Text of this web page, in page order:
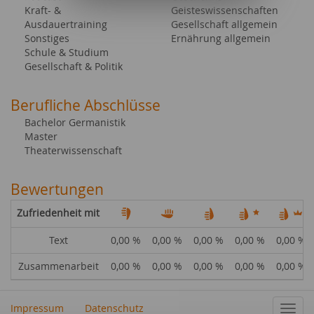
Kraft- &
Ausdauertraining
Sonstiges
Schule & Studium
Gesellschaft & Politik
Geisteswissenschaften
Gesellschaft allgemein
Ernährung allgemein
Berufliche Abschlüsse
Bachelor Germanistik
Master
Theaterwissenschaft
Bewertungen
Zufriedenheit mit
Text 0,00 % 0,00 % 0,00 % 0,00 %
0,00 %
Zusammenarbeit
0,00 % 0,00 % 0,00 % 0,00 % 0,00 %
Impressum Datenschutz